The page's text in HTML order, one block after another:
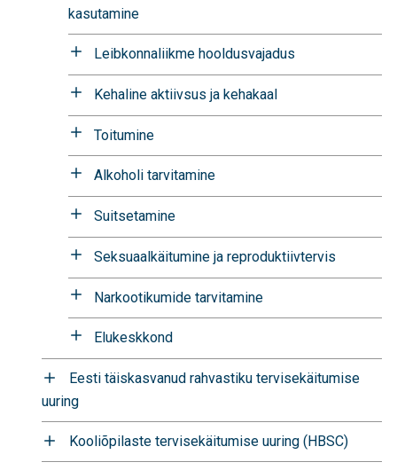
kasutamine
Leibkonnaliikme hooldusvajadus
Kehaline aktiivsus ja kehakaal
Toitumine
Alkoholi tarvitamine
Suitsetamine
Seksuaalkäitumine ja reproduktiivtervis
Narkootikumide tarvitamine
Elukeskkond
Eesti täiskasvanud rahvastiku tervisekäitumise
uuring
Kooliõpilaste tervisekäitumise uuring (HBSC)